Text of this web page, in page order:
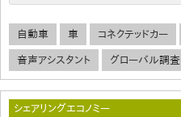
自動車 車 コネクテッドカー
音声アシスタント グローバル調査
シェアリングエコノミー